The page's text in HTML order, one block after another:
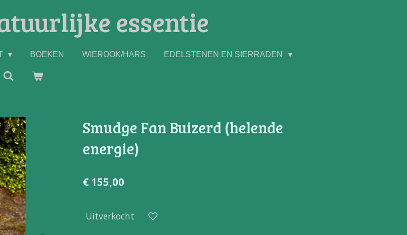
essentie
BOEKEN WIEROOK/HARS EDELSTENEN EN SIERRADEN
Smudge Fan Buizerd (helende
energie)
€ 155,00
Uitverkocht